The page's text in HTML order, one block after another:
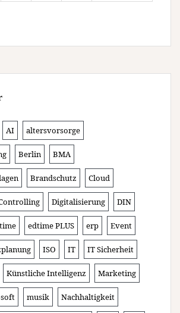
AI altersvorsorge
Berlin BMA
Brandschutz Cloud
Digitalisierung DIN
edtime PLUS erp Event
ISO IT IT Sicherheit
Künstliche Intelligenz Marketing
musik Nachhaltigkeit